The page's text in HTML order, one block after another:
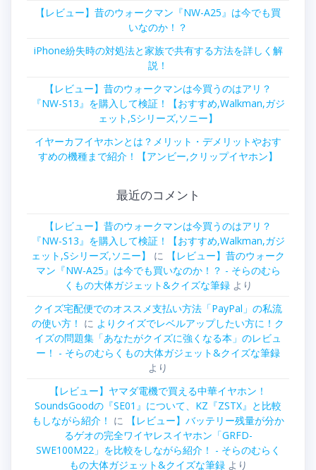
【レビュー】昔のウォークマン『NW-A25』は今でも買
いなのか！？
iPhone紛失時の対処法と家族で共有する方法を詳しく解
説！
【レビュー】昔のウォークマンは今買うのはアリ？
『NW-S13』を購入して検証！【おすすめ,Walkman,ガジ
ェット,Sシリーズ,ソニー】
イヤーカフイヤホンとは？メリット・デメリットやおす
すめの機種まで紹介！【アンビー,クリップイヤホン】
最近のコメント
【レビュー】昔のウォークマンは今買うのはアリ？
『NW-S13』を購入して検証！【おすすめ,Walkman,ガジ
ェット,Sシリーズ,ソニー】
に
【レビュー】昔のウォーク
マン『NW-A25』は今でも買いなのか！？ - そらのむら
くもの大体ガジェット&クイズな筆録より
クイズ宅配便でのオススメ支払い方法「PayPal」の私流
の使い方！ に よりクイズでレベルアップしたい方に！ク
イズの問題集「あなたがクイズに強くなる本」のレビュ
ー！ - そらのむらくもの大体ガジェット&クイズな筆録
より
【レビュー】ヤマダ電機で買える中華イヤホン！
SoundsGoodの『SE01』について、KZ『ZSTX』と比較
もしながら紹介！ に
【レビュー】バッテリー残量が分か
るゲオの完全ワイヤレスイヤホン「GRFD-
SWE100M22」を比較をしながら紹介！ - そらのむらく
もの大体ガジェット&クイズな筆録より